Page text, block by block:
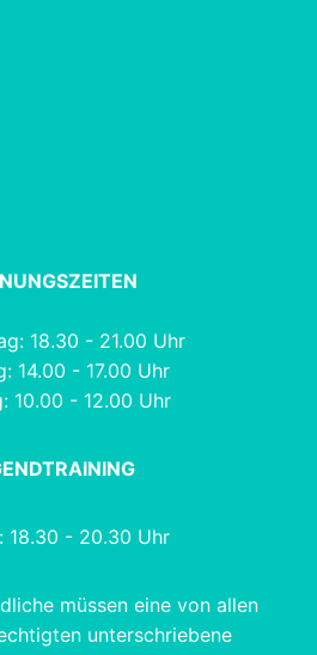
18.30 - 21.00 Uhr
14.00 - 17.00 Uhr
10.00 - 12.00 Uhr
18.30 - 20.30 Uhr
müssen eine von allen
unterschriebene